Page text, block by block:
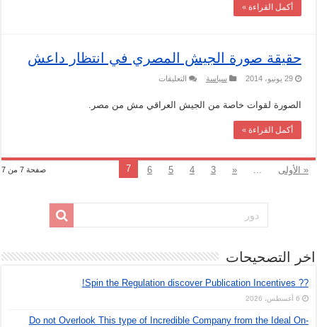
أكمل القراءة »
حقيقة صورة الجيش المصري في انتظار داعش
29 يونيو، 2014 سياسة التعليقات
الجيش
الصورة لقوات خاصة من الجيش العراقي مش من مصر.
أكمل القراءة »
صفحة 7 من 7 « الأولى ...
«
3
4
5
6
7
اخر التصحيحات
?? Spin the Regulation discover Publication Incentives!
6 أغسطس، 2026
Do not Overlook This type of Incredible Company from the Ideal On-